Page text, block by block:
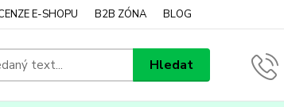
E-SHOPU B2B ZÓNA BLOG
Hledat